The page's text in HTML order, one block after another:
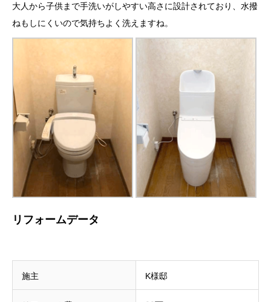
大人から子供まで手洗いがしやすい高さに設計されており、水撥
ねもしにくいので気持ちよく洗えますね。
リフォームデータ
施主 K様邸